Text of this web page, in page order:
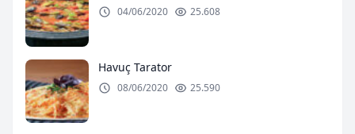
04/06/2020 25.608
Havuç Tarator
08/06/2020 25.590